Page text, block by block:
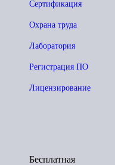
Сертификация
Охрана труда
Лаборатория
Регистрация ПО
Лицензирование
Бесплатная